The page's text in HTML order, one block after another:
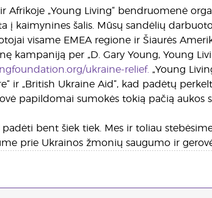
Afrikoje „Young Living“ bendruomenė
į kaimynines šalis. Mūsų sandėlių
visame EMEA regione ir Šiaurės
kampaniją per „D. Gary Young, Young
ukraine-relief. „Young
ir „British Ukraine Aid“, kad padėtų
papildomai sumokės tokią pačią aukos
bent šiek tiek. Mes ir toliau
prie Ukrainos žmonių saugumo ir